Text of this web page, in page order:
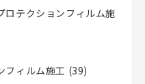
ロテクションフィルム施
フィルム施工 (39)